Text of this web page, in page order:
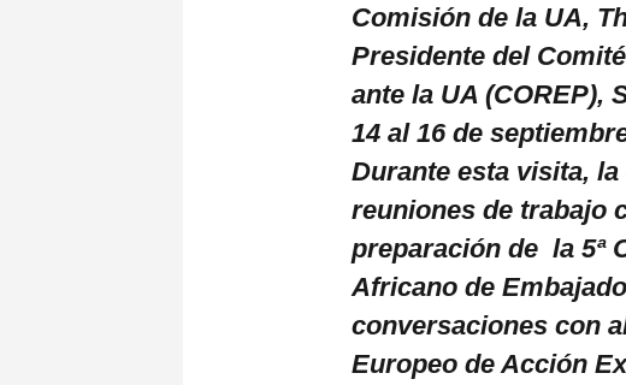
Comisión de la UA,
Presidente del
ante la UA (COREP),
14 al 16 de
Durante esta visita,
reuniones de trabajo
preparación de la 5ª
Africano de
conversaciones con
Europeo de Acción